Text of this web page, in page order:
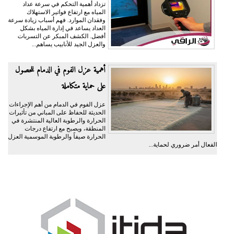
تزداد أهمية التحكم في سرعة عداد
المياه مع ارتفاع فواتير الاستهلاك
وفقدان الموارد. فهم أسباب زيادة سرعة
العداد يساعد في إدارة المياه بشكل
أفضل. الكشف المبكر عن التسربات
والعزل الجيد للأنابيب يساهم...
أهمية عزل الفوم في الدمام للحصول
على حماية متكاملة
عزل الفوم في الدمام من أهم الإجراءات
الحديثة للحفاظ على المباني من تأثيرات
الحرارة والرطوبة العالية المنتشرة في
المنطقة، ويصبح مع ارتفاع درجات
الحرارة صيفاً والرطوبة الموسمية العزل
الفعال أمر ضروري لحماية...